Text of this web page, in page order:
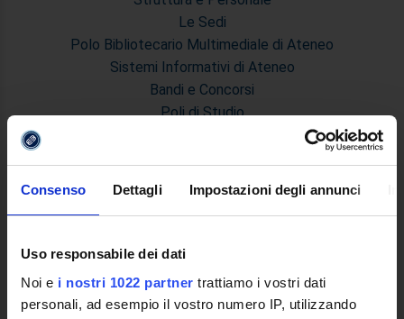
Consenso Dettagli Impostazioni degli annunci
Uso responsabile dei dati
Noi e i nostri 1022 partner trattiamo i vostri dati
personali, ad esempio il vostro numero IP, utilizzando
Le Sedi
Polo Bibliotecario Multimediale di Ateneo
Sistemi Informativi di Ateneo
Bandi e Concorsi
Poli di Studio
Siti Istituzionali e Progetti Interuniversitari
Posta Elettronica Certificata - PEC
DIDATTICA